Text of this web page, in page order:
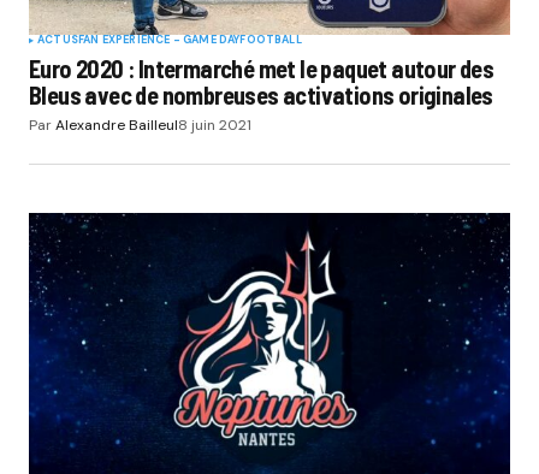
ACTUSFAN EXPERIENCE - GAME DAYFOOTBALL
Euro 2020 : Intermarché met le paquet autour des
Bleus avec de nombreuses activations originales
ParAlexandre Bailleul8 juin 2021